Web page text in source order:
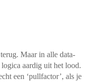
Maar in alle data-
aardig uit het lood.
een ‘pullfactor’, als je